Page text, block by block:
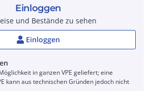
Einloggen
und Bestände zu sehen
Einloggen
in ganzen VPE geliefert; eine
kann aus technischen Gründen jedoch nicht